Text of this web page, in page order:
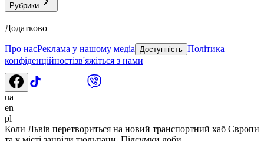
Рубрики
Додатково
Про насРеклама у нашому медіа Доступність Політика
конфіденційностізв'яжіться з нами
ua
en
pl
Коли Львів перетвориться на новий транспортний хаб Європи